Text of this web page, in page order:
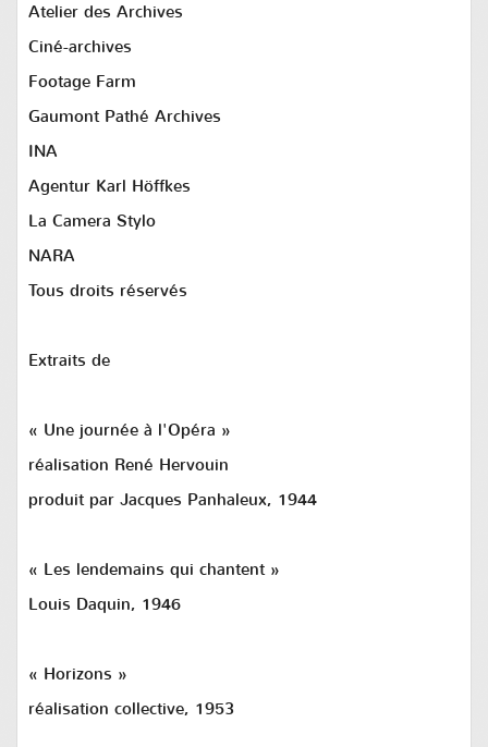
Atelier des Archives
Ciné-archives
Footage Farm
Gaumont Pathé Archives
INA
Agentur Karl Höffkes
La Camera Stylo
NARA
Tous droits réservés
Extraits de
« Une journée à l'Opéra »
réalisation René Hervouin
produit par Jacques Panhaleux, 1944
« Les lendemains qui chantent »
Louis Daquin, 1946
« Horizons »
réalisation collective, 1953